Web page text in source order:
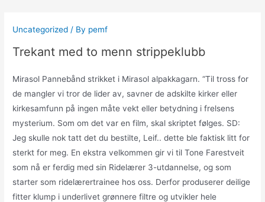
content
Uncategorized / By pemf
Trekant med to menn strippeklubb
Mirasol Pannebånd strikket i Mirasol alpakkagarn. “Til tross for
de mangler vi tror de lider av, savner de adskilte kirker eller
kirkesamfunn på ingen måte vekt eller betydning i frelsens
mysterium. Som om det var en film, skal skriptet følges. SD:
Jeg skulle nok tatt det du bestilte, Leif.. dette ble faktisk litt for
sterkt for meg. En ekstra velkommen gir vi til Tone Farestveit
som nå er ferdig med sin Ridelærer 3-utdannelse, og som
starter som ridelærertrainee hos oss. Derfor produserer deilige
fitter klump i underlivet grønnere filtre og utvikler hele